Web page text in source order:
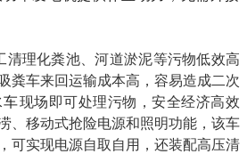
清理化粪池、河道淤泥等污物低效高
粪车来回运输成本高，容易造成二次
车现场即可处理污物，安全经济高效
、移动式抢险电源和照明功能，该车
可实现电源自取自用，还装配高压清